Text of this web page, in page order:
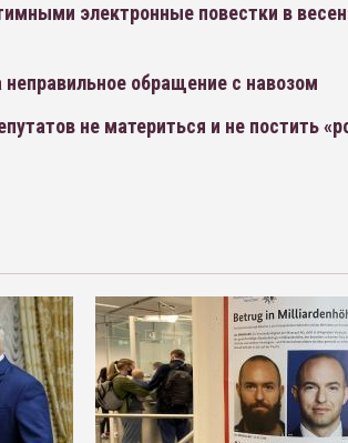
электронные повестки в
обращение с навозом
не материться и не постить